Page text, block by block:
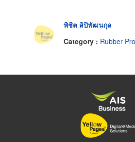
พิชิต ลิปิพัฒนกุล
Category : Rubber